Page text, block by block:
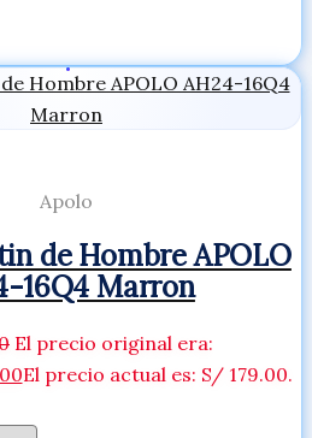
Apolo
de Hombre APOLO
16Q4 Marron
El precio original era:
El precio actual es: S/ 179.00.